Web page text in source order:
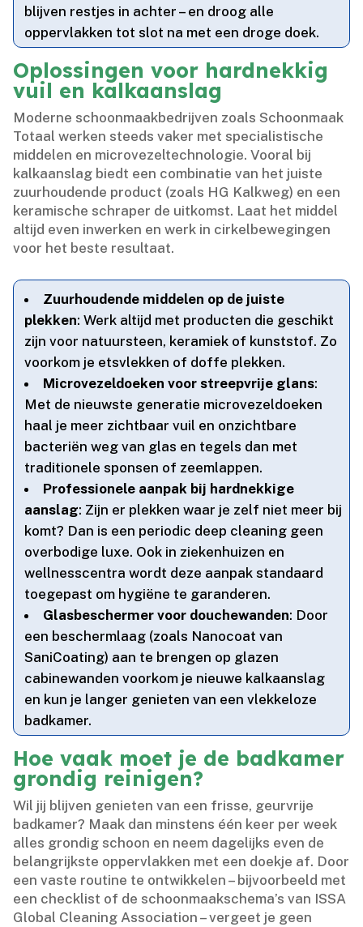
blijven restjes in achter – en droog alle
oppervlakken tot slot na met een droge doek.​
Oplossingen voor hardnekkig
vuil en kalkaanslag
Moderne schoonmaakbedrijven zoals Schoonmaak
Totaal werken steeds vaker met specialistische
middelen en microvezeltechnologie.​ Vooral bij
kalkaanslag biedt een combinatie van het juiste
zuurhoudende product (zoals HG Kalkweg) en een
keramische schraper de uitkomst.​ Laat het middel
altijd even inwerken en werk in cirkelbewegingen
voor het beste resultaat.​
Zuurhoudende middelen op de juiste
plekken: Werk altijd met producten die geschikt
zijn voor natuursteen, keramiek of kunststof.​ Zo
voorkom je etsvlekken of doffe plekken.​
Microvezeldoeken voor streepvrije glans:
Met de nieuwste generatie microvezeldoeken
haal je meer zichtbaar vuil en onzichtbare
bacteriën weg van glas en tegels dan met
traditionele sponsen of zeemlappen.​
Professionele aanpak bij hardnekkige
aanslag: Zijn er plekken waar je zelf niet meer bij
komt? Dan is een periodic deep cleaning geen
overbodige luxe.​ Ook in ziekenhuizen en
wellnesscentra wordt deze aanpak standaard
toegepast om hygiëne te garanderen.​
Glasbeschermer voor douchewanden: Door
een beschermlaag (zoals Nanocoat van
SaniCoating) aan te brengen op glazen
cabinewanden voorkom je nieuwe kalkaanslag
en kun je langer genieten van een vlekkeloze
badkamer.​
Hoe vaak moet je de badkamer
grondig reinigen?
Wil jij blijven genieten van een frisse, geurvrije
badkamer? Maak dan minstens één keer per week
alles grondig schoon en neem dagelijks even de
belangrijkste oppervlakken met een doekje af.​ Door
een vaste routine te ontwikkelen – bijvoorbeeld met
een checklist of de schoonmaakschema’s van ISSA
Global Cleaning Association – vergeet je geen